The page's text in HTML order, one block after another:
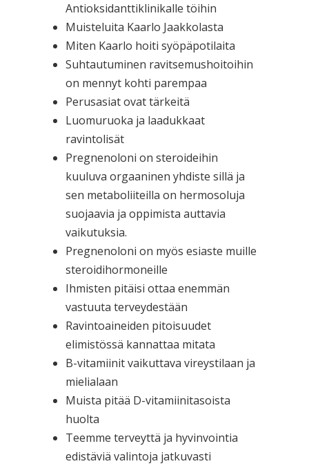
Antioksidanttiklinikalle töihin
Muisteluita Kaarlo Jaakkolasta
Miten Kaarlo hoiti syöpäpotilaita
Suhtautuminen ravitsemushoitoihin
on mennyt kohti parempaa
Perusasiat ovat tärkeitä
Luomuruoka ja laadukkaat
ravintolisät
Pregnenoloni on steroideihin
kuuluva orgaaninen yhdiste sillä ja
sen metaboliiteilla on hermosoluja
suojaavia ja oppimista auttavia
vaikutuksia.
Pregnenoloni on myös esiaste muille
steroidihormoneille
Ihmisten pitäisi ottaa enemmän
vastuuta terveydestään
Ravintoaineiden pitoisuudet
elimistössä kannattaa mitata
B-vitamiinit vaikuttava vireystilaan ja
mielialaan
Muista pitää D-vitamiinitasoista
huolta
Teemme terveyttä ja hyvinvointia
edistäviä valintoja jatkuvasti